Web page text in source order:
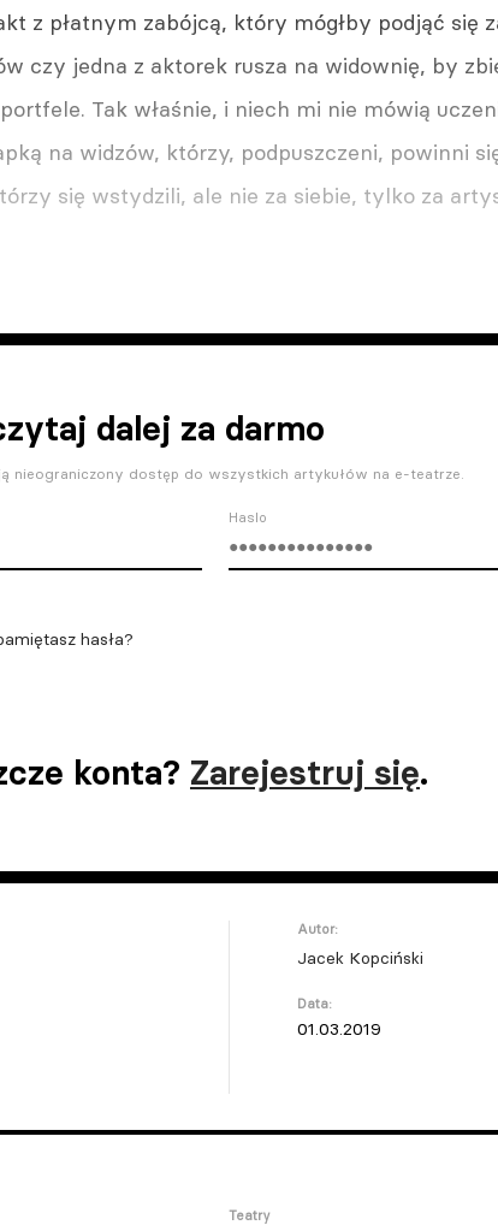
z płatnym zabójcą, który mógłby podjąć się
czy jedna z aktorek rusza na widownię, by
Tak właśnie, i niech mi nie mówią
na widzów, którzy, podpuszczeni, powinni
się wstydzili, ale nie za siebie, tylko za
dalej za darmo
nieograniczony dostęp do wszystkich artykułów na e-teatrze.
Haslo
hasła?
konta? Zarejestruj się.
Autor:
Jacek Kopciński
Data:
01.03.2019
Teatry